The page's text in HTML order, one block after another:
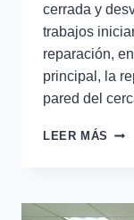
cerrada y
trabajos
reparación,
principal, la
pared del
LEER MÁS